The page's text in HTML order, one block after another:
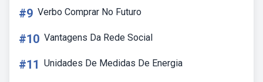
#9 Verbo Comprar No Futuro
#10 Vantagens Da Rede Social
#11 Unidades De Medidas De Energia